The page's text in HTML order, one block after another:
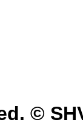
©